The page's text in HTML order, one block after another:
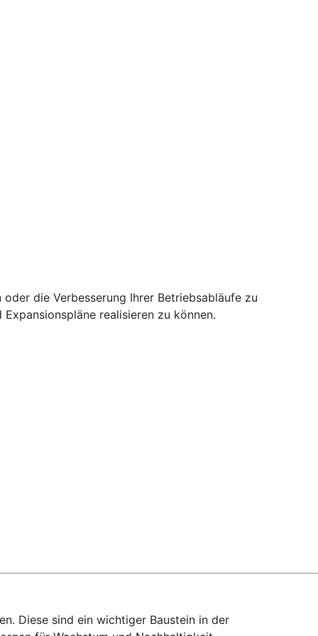
die Verbesserung Ihrer Betriebsabläufe zu
realisieren zu können.
Diese sind ein wichtiger Baustein in der